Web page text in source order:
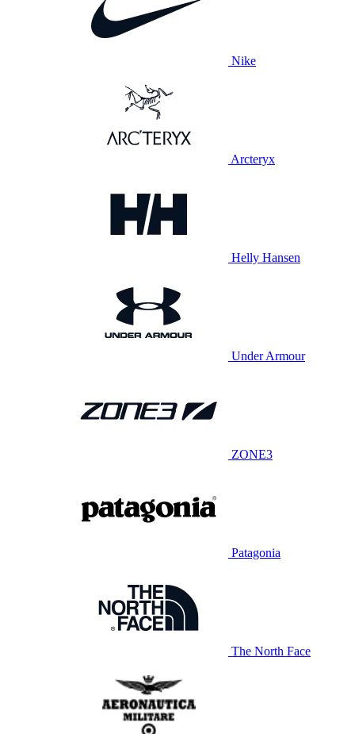
Nike
Arcteryx
Helly Hansen
Under Armour
ZONE3
Patagonia
The North Face